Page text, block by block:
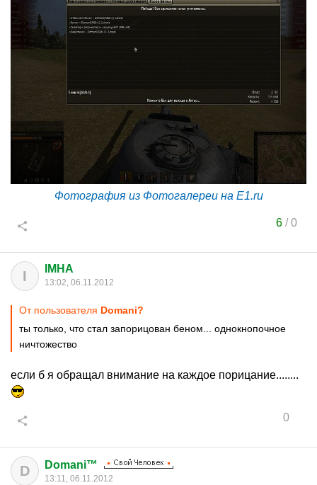
Фотография из Фотогалереи на E1.ru
6/0
I IMHA
13:02, 06.11.2012
От пользователя Domani?
ты только, что стал запорицован беном... однокнопочное
ничтожество
если б я обращал внимание на каждое порицание........
0
D Domani™
13:11, 06.11.2012